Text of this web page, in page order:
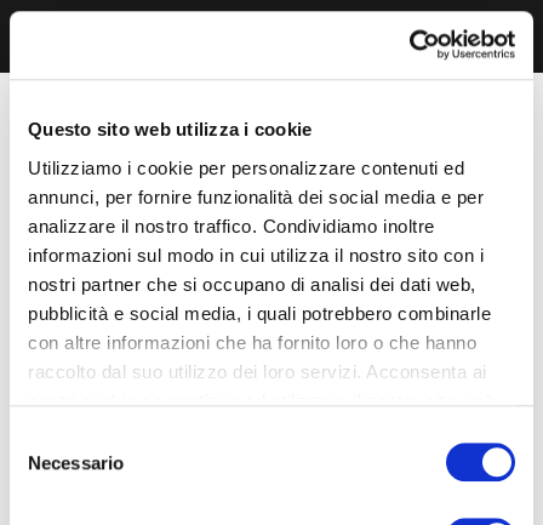
Questo sito web utilizza i cookie
Utilizziamo i cookie per personalizzare contenuti ed
annunci, per fornire funzionalità dei social media e per
analizzare il nostro traffico. Condividiamo inoltre
informazioni sul modo in cui utilizza il nostro sito con i
nostri partner che si occupano di analisi dei dati web,
pubblicità e social media, i quali potrebbero combinarle
con altre informazioni che ha fornito loro o che hanno
raccolto dal suo utilizzo dei loro servizi. Acconsenta ai
delNecessario